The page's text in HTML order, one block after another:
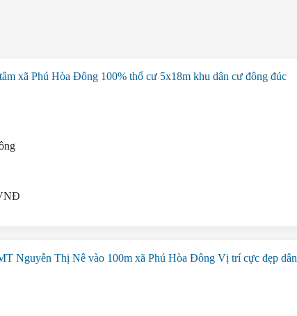
xã Phú Hòa Đông 100% thổ cư 5x18m khu dân cư đông đúc
Nguyễn Thị Nê vào 100m xã Phú Hòa Đông Vị trí cực đẹp dân